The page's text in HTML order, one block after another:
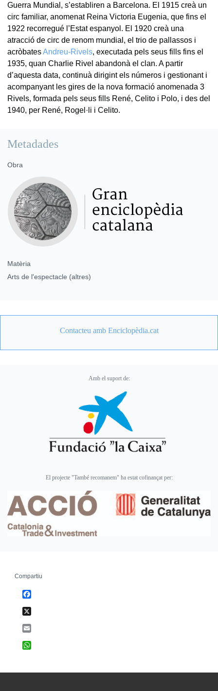
Guerra Mundial, s’establiren a Barcelona. El 1915 creà un
circ familiar, anomenat Reina Victoria Eugenia, que fins el
1922 recorregué l’Estat espanyol. El 1920 creà una
atracció de circ de renom mundial, el trio de pallassos i
acròbatesAndreu-Rivels, executada pels seus fills fins el
1935, quan Charlie Rivel abandonà el clan. A partir
d’aquesta data, continuà dirigint els números i gestionant i
acompanyant les gires de la nova formació anomenada 3
Rivels, formada pels seus fills René, Celito i Polo, i des del
1940, per René, Rogel·li i Celito.
Metadades
Obra
Matèria
Arts de l'espectacle (altres)
Contacteu amb Enciclopèdia.cat
Amb el suport de:
El projecte "També recomanem" ha estat cofinançat per:
Compartiu